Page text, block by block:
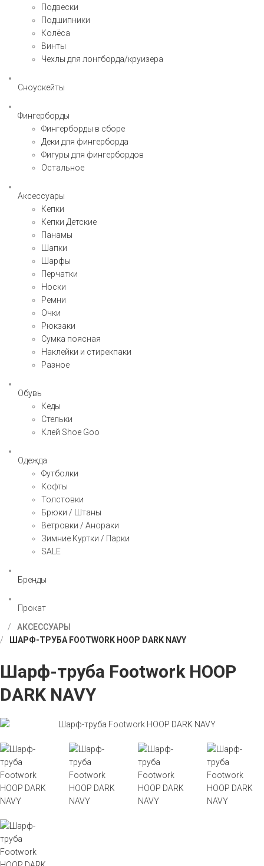
Подвески
Подшипники
Колёса
Винты
Чехлы для лонгборда/круизера
Сноускейты
Фингерборды
Фингерборды в сборе
Деки для фингерборда
Фигуры для фингербордов
Остальное
Аксессуары
Кепки
Кепки Детские
Панамы
Шапки
Шарфы
Перчатки
Носки
Ремни
Очки
Рюкзаки
Сумка поясная
Наклейки и стирекпаки
Разное
Обувь
Кеды
Стельки
Клей Shoe Goo
Одежда
Футболки
Кофты
Толстовки
Брюки / Штаны
Ветровки / Анораки
Зимние Куртки / Парки
SALE
Бренды
Прокат
АКСЕССУАРЫ
ШАРФ-ТРУБА FOOTWORK HOOP DARK NAVY
Шарф-труба Footwork HOOP
DARK NAVY